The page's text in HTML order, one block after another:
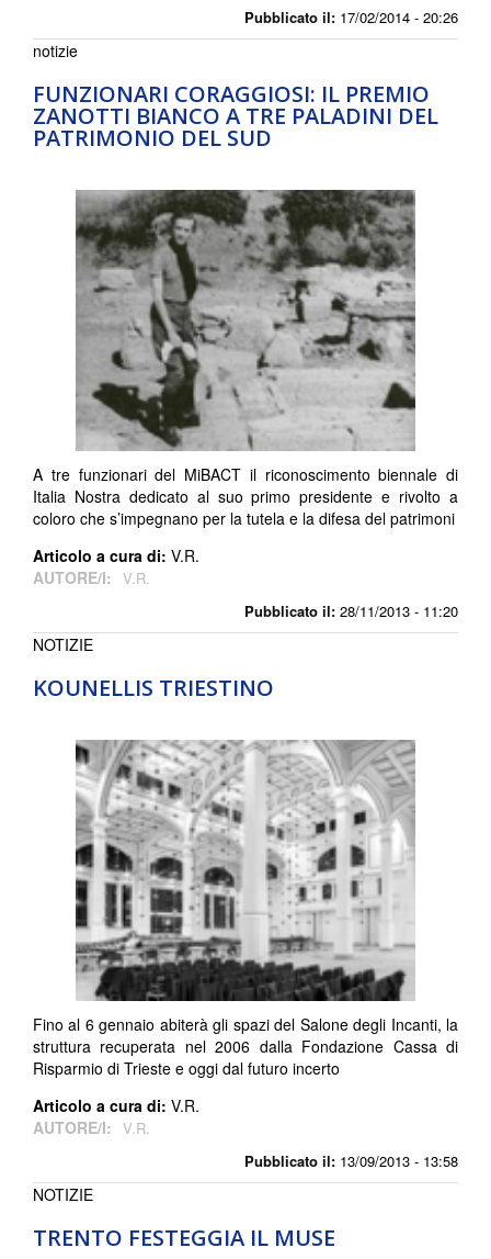
Pubblicato il: 17/02/2014 - 20:26
FUNZIONARI CORAGGIOSI: IL PREMIO
ZANOTTI BIANCO A TRE PALADINI DEL
PATRIMONIO DEL SUD
Pubblicato il: 28/11/2013 - 11:20
notizie
A tre funzionari del MiBACT il riconoscimento biennale di
Italia Nostra dedicato al suo primo presidente e rivolto a
coloro che s’impegnano per la tutela e la difesa del patrimoni
Articolo a cura di: V.R.
AUTORE/I: V.R.
KOUNELLIS TRIESTINO
Pubblicato il: 13/09/2013 - 13:58
NOTIZIE
Fino al 6 gennaio abiterà gli spazi del Salone degli Incanti, la
struttura recuperata nel 2006 dalla Fondazione Cassa di
Risparmio di Trieste e oggi dal futuro incerto
Articolo a cura di: V.R.
AUTORE/I: V.R.
TRENTO FESTEGGIA IL MUSE
NOTIZIE